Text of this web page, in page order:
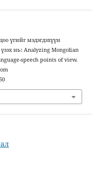
үгийг мэдэгдэхүүн
үзэх нь: Analyzing Mongolian
speech points of view.